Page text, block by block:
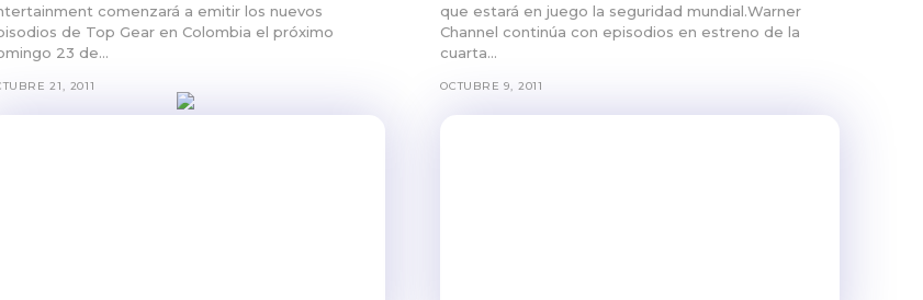
comenzará a emitir los nuevos
de Top Gear en Colombia el próximo
23 de...
21, 2011
que estará en juego la seguridad mundial.Warner
Channel continúa con episodios en estreno de la
cuarta...
OCTUBRE 9, 2011